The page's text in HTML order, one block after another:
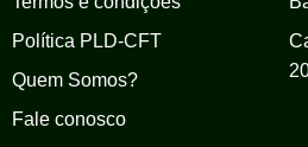
Política PLD-CFT
Quem Somos?
Fale conosco